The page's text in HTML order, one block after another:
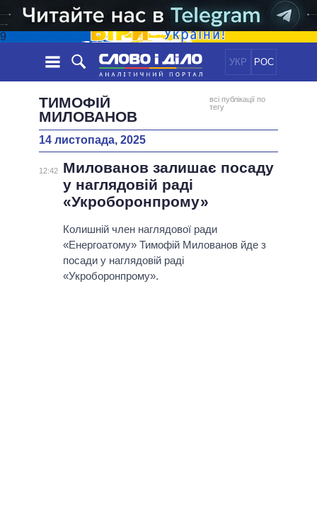
9
УКР РОС
СТРІЧКА
ПОДІЇ
СТАТТІ
ДУМКИ
ДАЙДЖЕСТИ
ПОЛІТИКА
ЕКОНОМІКА
СУСПІЛЬСТВО
СВІТ
ОБIЦЯНКИ
ПОЛIТИКИ
УСІ ПОЛІТИКИ
ВЕРХОВНА РАДА
КАБІНЕТ МІНІСТРІВ
ГОЛОВИ ОБЛАДМІНІСТРАЦІЙ
ІНФОГРАФІКА
ВІДЕО
ПІДТРИМАТИ
ТИМОФІЙ
МИЛОВАНОВ
всі публікації по
тегу
14 листопада, 2025
12:42
Милованов залишає посаду
у наглядовій раді
«Укроборонпрому»
Колишній член наглядової ради
«Енергоатому» Тимофій Милованов йде з
посади у наглядовій раді
«Укроборонпрому».